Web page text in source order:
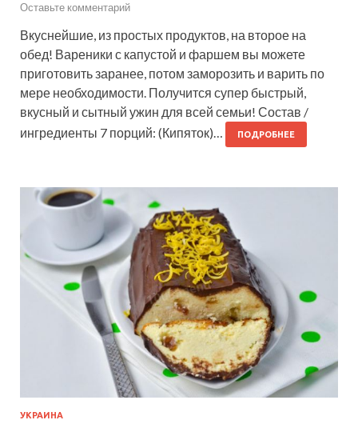
Оставьте комментарий
Вкуснейшие, из простых продуктов, на второе на
обед! Вареники с капустой и фаршем вы можете
приготовить заранее, потом заморозить и варить по
мере необходимости. Получится супер быстрый,
вкусный и сытный ужин для всей семьи! Состав /
ингредиенты 7 порций: (Кипяток)…
ПОДРОБНЕЕ
УКРАИНА